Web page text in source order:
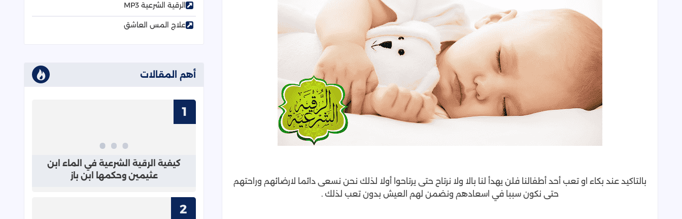
بالتاكيد عند بكاء او تعب أحد أطفالنا فلن يهدأ لنا بالا ولا نرتاح حتى يرتاحوا أولا لذلك نحن نسعى دائما لارضائهم وراحتهم
حتى نكون سببا في اسعادهم ونضمن لهم العيش بدون تعب لذلك .
الرقية الشرعية MP3
علاج المس العاشق
أهم المقالات
قراءة المزيد عن كيفية الرقية
كيفية الرقية الشرعية في الماء ابن
عثيمين وحكمها ابن باز